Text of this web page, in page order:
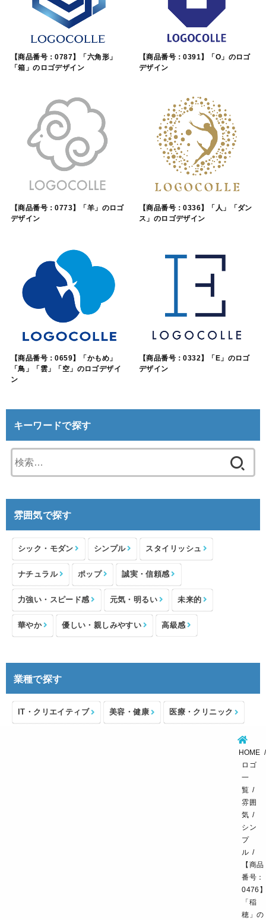
【商品番号：0787】「六角形」
「箱」のロゴデザイン
【商品番号：0391】「O」のロゴ
デザイン
【商品番号：0773】「羊」のロゴ
デザイン
【商品番号：0336】「人」「ダン
ス」のロゴデザイン
【商品番号：0659】「かもめ」
「鳥」「雲」「空」のロゴデザイ
ン
【商品番号：0332】「E」のロゴ
デザイン
キーワードで探す
索:
雰囲気で探す
シック・モダン シンプル スタイリッシュ
ナチュラル ポップ 誠実・信頼感
力強い・スピード感 元気・明るい 未来的
華やか 優しい・親しみやすい 高級感
業種で探す
IT・クリエイティブ 美容・健康 医療・クリニック
HOME
ロゴ
一
覧
雰囲
気
シン
プ
ル
【商品
番号：
0476】
「稲
穂」の